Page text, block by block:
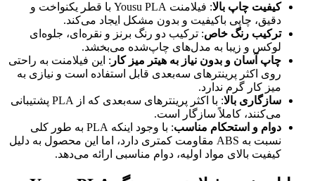
کیفیت چاپ بالا
: فیلامنت Yousu PLA با قطر یکنواخت و
دقیق، چاپی باکیفیت و بدون مشکل ایجاد می‌کند.
ترکیب رنگ خاص: ترکیب دو رنگ برنز و نقره‌ای، جلوه‌ای
لوکس و زیبا به مدل‌های چاپ‌شده می‌بخشد.
چاپ آسان و بدون نیاز به هیتر میز کار : این فیلامنت به راحتی
روی اکثر پرینترهای سه‌بعدی قابل استفاده است و نیازی به
میز کار گرم ندارد.
سازگاری بالا
: با اکثر پرینترهای سه‌بعدی که از PLA پشتیبانی
می‌کنند، کاملاً سازگار است.
دوام و استحکام مناسب
: با وجود اینکه PLA به طور کلی
نسبت به ABS مقاومت کمتری دارد، اما این محصول به دلیل
کیفیت بالای مواد اولیه، دوام مناسبی ارائه می‌دهد.